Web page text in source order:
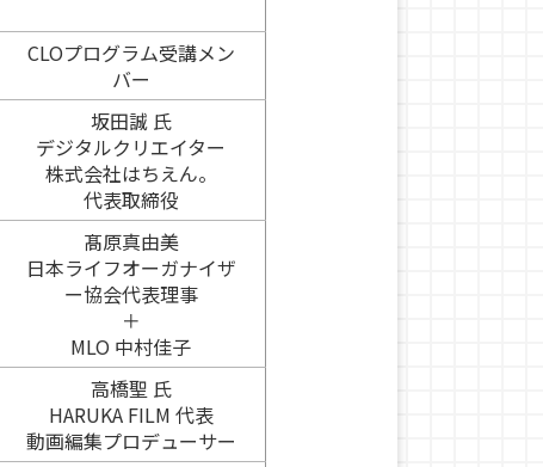
CLOプログラム受講メン
バー
坂田誠 氏
デジタルクリエイター
株式会社はちえん。
代表取締役
髙原真由美
日本ライフオーガナイザ
ー協会代表理事
＋
MLO 中村佳子
高橋聖 氏
HARUKA FILM 代表
動画編集プロデューサー